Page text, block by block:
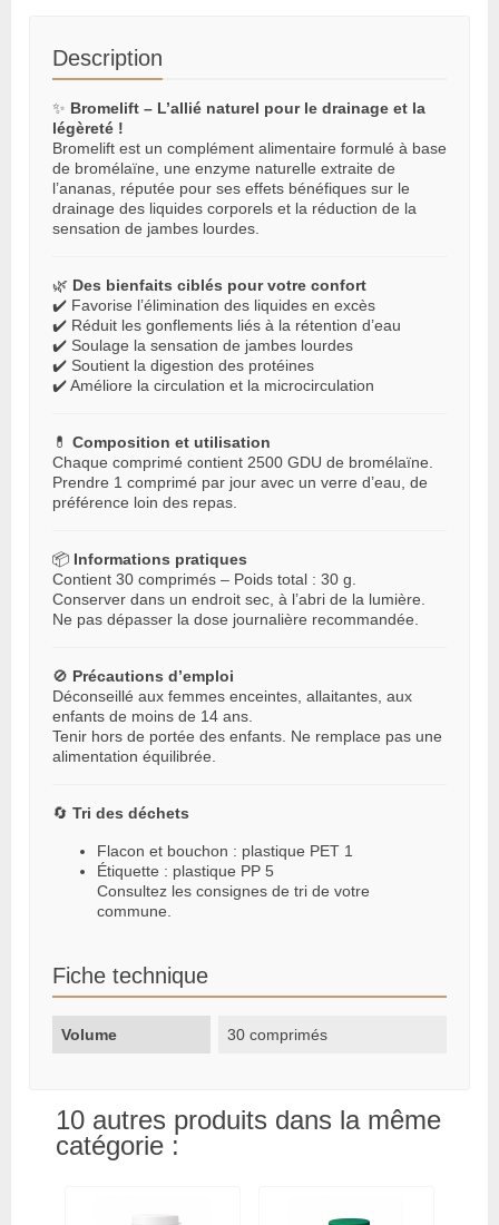
Description
✨ Bromelift – L’allié naturel pour le drainage et la
légèreté !
Bromelift est un complément alimentaire formulé à base
de bromélaïne, une enzyme naturelle extraite de
l’ananas, réputée pour ses effets bénéfiques sur le
drainage des liquides corporels et la réduction de la
sensation de jambes lourdes.
🌿 Des bienfaits ciblés pour votre confort
✔️ Favorise l’élimination des liquides en excès
✔️ Réduit les gonflements liés à la rétention d’eau
✔️ Soulage la sensation de jambes lourdes
✔️ Soutient la digestion des protéines
✔️ Améliore la circulation et la microcirculation
💊 Composition et utilisation
Chaque comprimé contient 2500 GDU de bromélaïne.
Prendre 1 comprimé par jour avec un verre d’eau, de
préférence loin des repas.
📦 Informations pratiques
Contient 30 comprimés – Poids total : 30 g.
Conserver dans un endroit sec, à l’abri de la lumière.
Ne pas dépasser la dose journalière recommandée.
🚫 Précautions d’emploi
Déconseillé aux femmes enceintes, allaitantes, aux
enfants de moins de 14 ans.
Tenir hors de portée des enfants. Ne remplace pas une
alimentation équilibrée.
🔄 Tri des déchets
Flacon et bouchon : plastique PET 1
Étiquette : plastique PP 5
Consultez les consignes de tri de votre
commune.
Fiche technique
Volume 30 comprimés
10 autres produits dans la même
catégorie :